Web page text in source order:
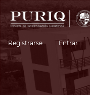
Registrarse Entrar